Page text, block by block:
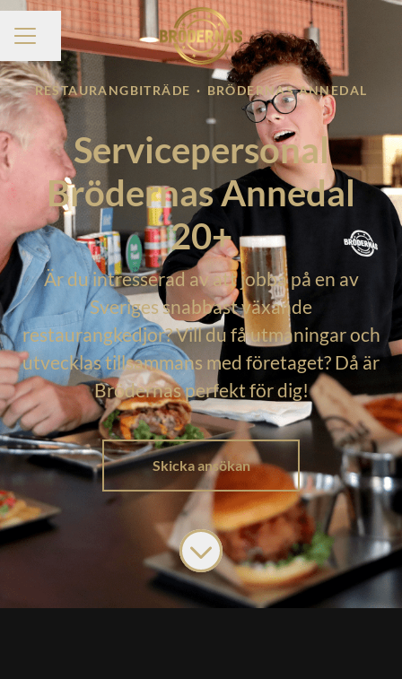
KARRIÄRMENY
Dela sidan
RESTAURANGBITRÄDE · BRÖDERNAS ANNEDAL
Servicepersonal
Brödernas Annedal
20+
Är du intresserad av att jobba på en av
Sveriges snabbast växande
restaurangkedjor? Vill du få utmaningar och
utvecklas tillsammans med företaget? Då är
Brödernas perfekt för dig!
Skicka ansökan